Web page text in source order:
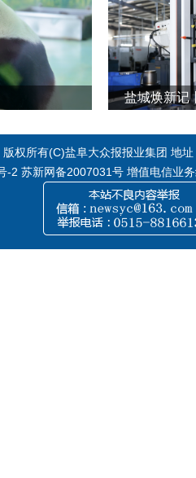
版权所有(C)盐阜大众报报业集团 地
-2 苏新网备2007031号 增值电信业